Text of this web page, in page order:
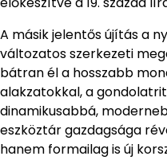
A másik jelentős újítás a
változatos szerkezeti
bátran él a hosszabb
alakzatokkal, a
dinamikusabbá,
eszköztár gazdagsága
hanem formailag is új